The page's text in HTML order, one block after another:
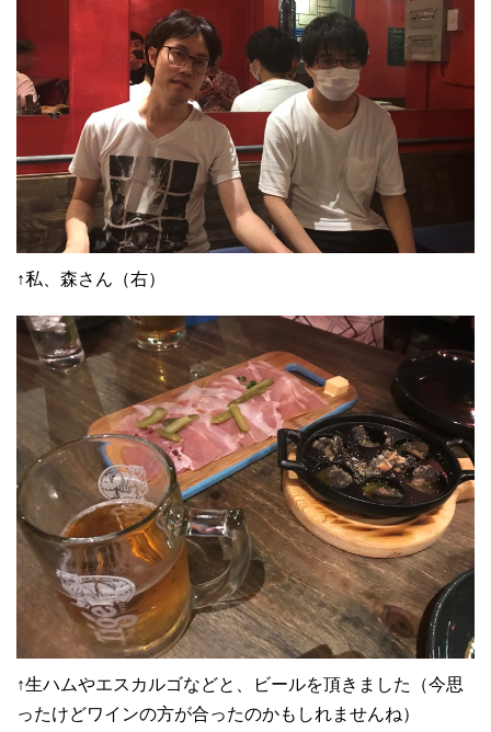
↑私、森さん（右）
↑生ハムやエスカルゴなどと、ビールを頂きました（今思
ったけどワインの方が合ったのかもしれませんね）